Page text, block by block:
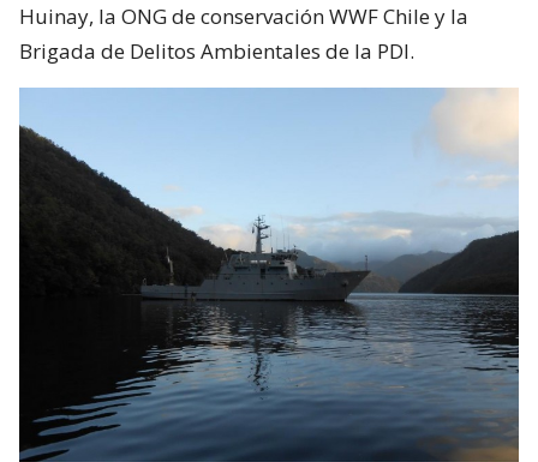
Huinay, la ONG de conservación WWF Chile y la
Brigada de Delitos Ambientales de la PDI.